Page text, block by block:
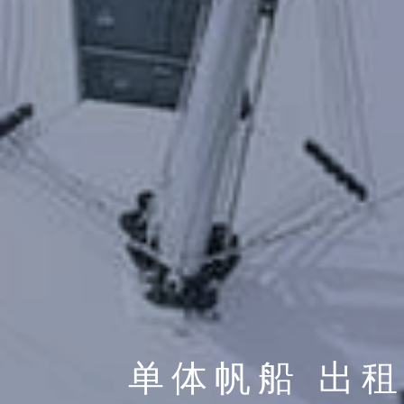
单体帆船 出租